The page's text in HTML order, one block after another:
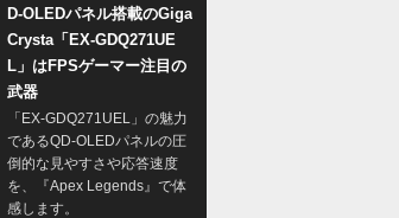
D-OLEDパネル搭載のGiga
Crysta「EX-GDQ271UE
L」はFPSゲーマー注目の
武器
「EX-GDQ271UEL」の魅力
であるQD-OLEDパネルの圧
倒的な見やすさや応答速度
を、『Apex Legends』で体
感します。